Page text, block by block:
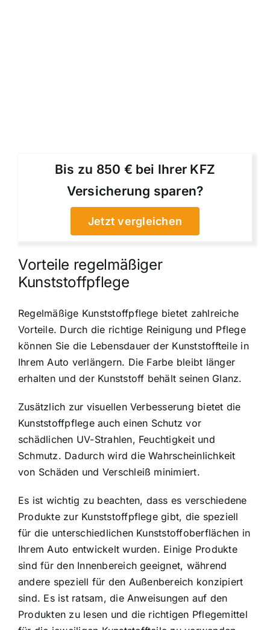
Bis zu 850 € bei Ihrer KFZ
Versicherung sparen?
Jetzt vergleichen
Vorteile regelmäßiger
Kunststoffpflege
Regelmäßige Kunststoffpflege bietet zahlreiche
Vorteile. Durch die richtige Reinigung und Pflege
können Sie die Lebensdauer der Kunststoffteile in
Ihrem Auto verlängern. Die Farbe bleibt länger
erhalten und der Kunststoff behält seinen Glanz.
Zusätzlich zur visuellen Verbesserung bietet die
Kunststoffpflege auch einen Schutz vor
schädlichen UV-Strahlen, Feuchtigkeit und
Schmutz. Dadurch wird die Wahrscheinlichkeit
von Schäden und Verschleiß minimiert.
Es ist wichtig zu beachten, dass es verschiedene
Produkte zur Kunststoffpflege gibt, die speziell
für die unterschiedlichen Kunststoffoberflächen in
Ihrem Auto entwickelt wurden. Einige Produkte
sind für den Innenbereich geeignet, während
andere speziell für den Außenbereich konzipiert
sind. Es ist ratsam, die Anweisungen auf den
Produkten zu lesen und die richtigen Pflegemittel